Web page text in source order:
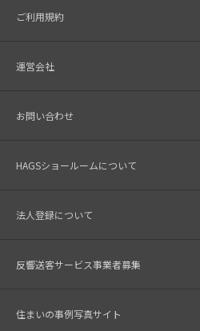
ご利用規約
運営会社
お問い合わせ
HAGSショールームについて
法人登録について
反響送客サービス事業者募集
住まいの事例写真サイト